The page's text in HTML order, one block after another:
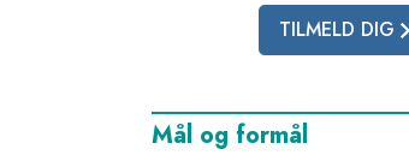
TILMELD DIG
Mål og formål